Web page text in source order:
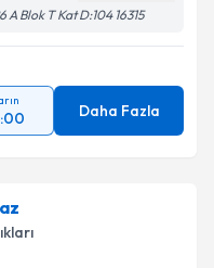
Blok T Kat D:104 16315
Daha Fazla